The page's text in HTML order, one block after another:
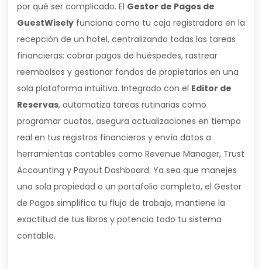
por qué ser complicado. El Gestor de Pagos de
GuestWisely funciona como tu caja registradora en la
recepción de un hotel, centralizando todas las tareas
financieras: cobrar pagos de huéspedes, rastrear
reembolsos y gestionar fondos de propietarios en una
sola plataforma intuitiva. Integrado con el Editor de
Reservas, automatiza tareas rutinarias como
programar cuotas, asegura actualizaciones en tiempo
real en tus registros financieros y envía datos a
herramientas contables como Revenue Manager, Trust
Accounting y Payout Dashboard. Ya sea que manejes
una sola propiedad o un portafolio completo, el Gestor
de Pagos simplifica tu flujo de trabajo, mantiene la
exactitud de tus libros y potencia todo tu sistema
contable.